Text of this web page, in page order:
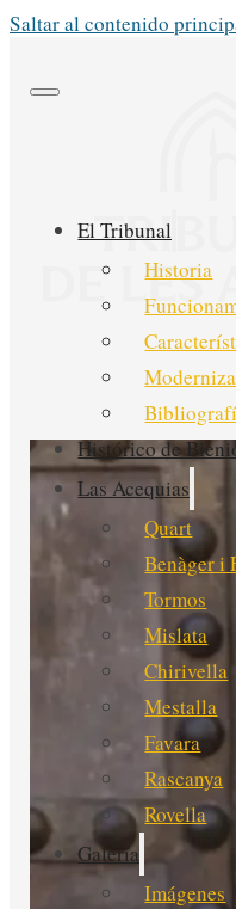
Saltar al contenido
El Tribunal
Historia
Histórico de
Las Acequias
Quart
Benàger i
Tormos
Mislata
Chirivella
Mestalla
Favara
Rascanya
Rovella
Galería
Imágenes